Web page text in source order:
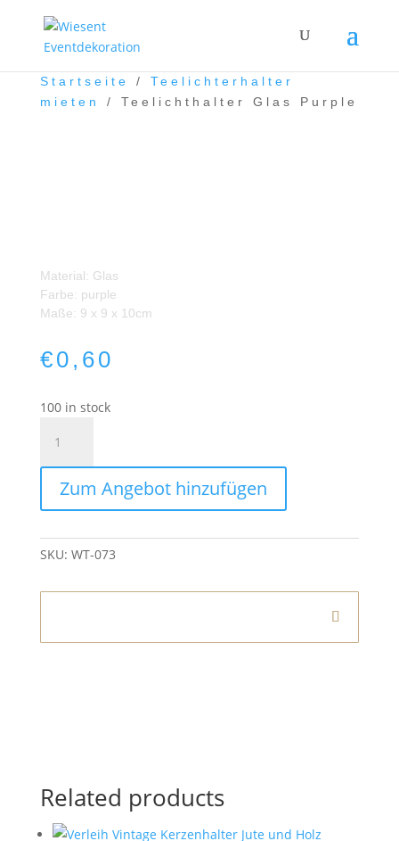
Startseite / Teelichterhalter
mieten
/ Teelichthalter Glas Purple
Material: Glas
Farbe: purple
Maße: 9 x 9 x 10cm
€0,60
100 in stock
Glas
Purple
quantity
Zum Angebot hinzufügen
SKU: WT-073
Related products